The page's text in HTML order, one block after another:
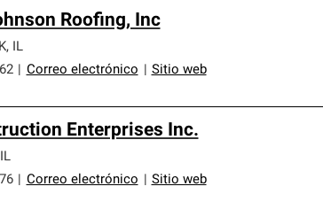
Roofing, Inc
,
IL
Correo electrónico Sitio web
Enterprises Inc.
IL
Correo electrónico Sitio web